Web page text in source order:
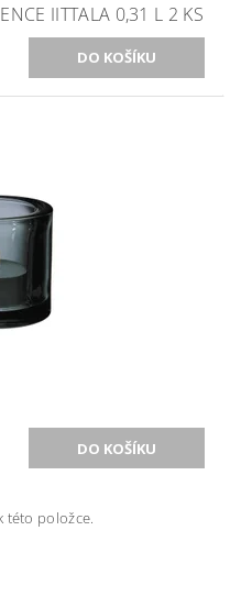
IITTALA 0,31 L 2 KS
této položce.